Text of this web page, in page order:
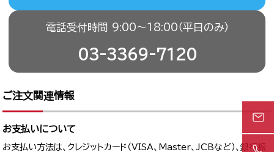
電話受付時間 9:00〜18:00（平日のみ）
03-3369-7120
ご注文関連情報
お支払いについて
お支払い方法は、クレジットカード（VISA、Master、JCBなど）、銀行振